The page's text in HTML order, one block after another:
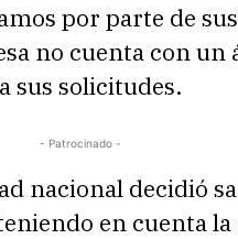
por parte de
no cuenta con un
sus solicitudes.
- Patrocinado -
nacional decidió
en cuenta la